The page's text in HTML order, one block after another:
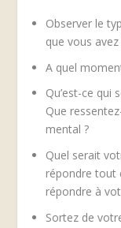
Observer le
que vous
A quel
Qu’est-ce qui
Que
mental ?
Quel serait
répondre tout
répondre à
Sortez de